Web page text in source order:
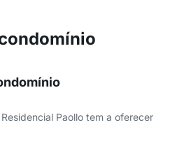
Paollo tem a oferecer